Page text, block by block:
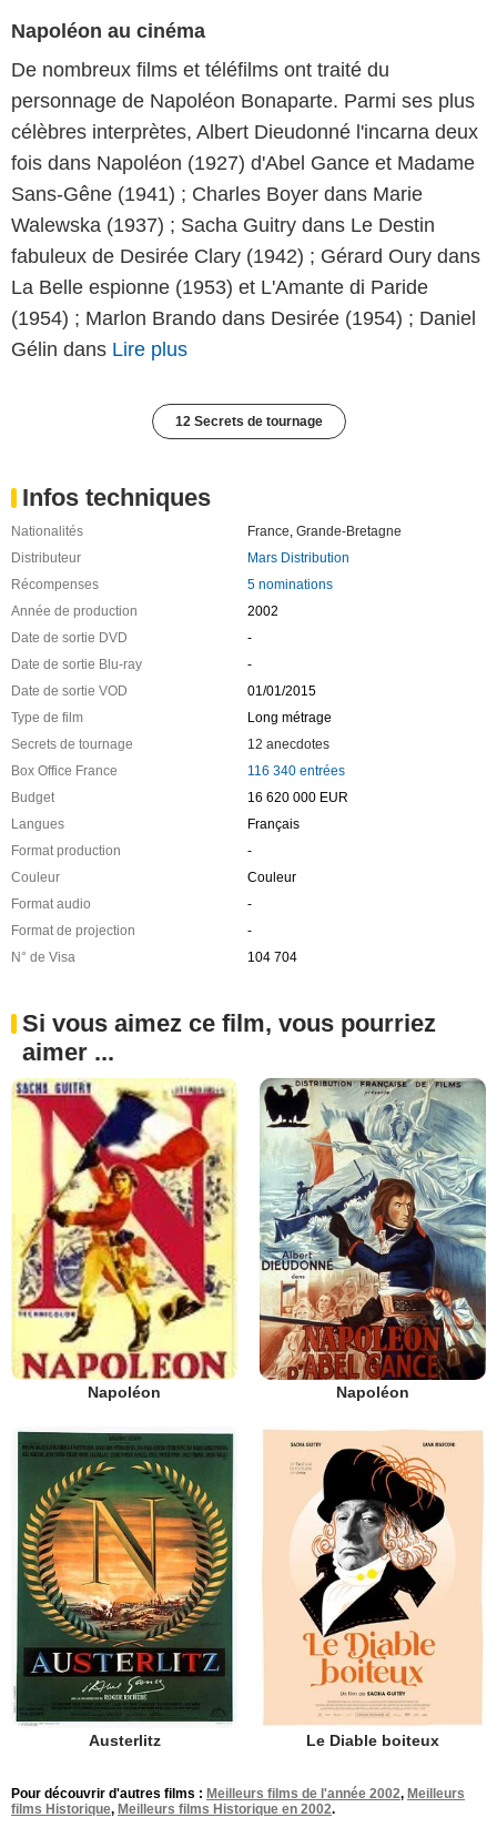
Napoléon au cinéma
De nombreux films et téléfilms ont traité du
personnage de Napoléon Bonaparte. Parmi ses plus
célèbres interprètes, Albert Dieudonné l'incarna deux
fois dans Napoléon (1927) d'Abel Gance et Madame
Sans-Gêne (1941) ; Charles Boyer dans Marie
Walewska (1937) ; Sacha Guitry dans Le Destin
fabuleux de Desirée Clary (1942) ; Gérard Oury dans
La Belle espionne (1953) et L'Amante di Paride
(1954) ; Marlon Brando dans Desirée (1954) ; Daniel
Gélin dans Lire plus
12 Secrets de tournage
Infos techniques
Nationalités France, Grande-Bretagne
Distributeur
Mars Distribution
Récompenses
5 nominations
Année de production
2002
Date de sortie DVD
-
Date de sortie Blu-ray
-
Date de sortie VOD
01/01/2015
Type de film
Long métrage
Secrets de tournage
12 anecdotes
Box Office France
116 340 entrées
Budget
16 620 000 EUR
Langues
Français
Format production
-
Couleur
Couleur
Format audio
-
Format de projection
-
N° de Visa
104 704
Si vous aimez ce film, vous pourriez
aimer ...
Napoléon Napoléon
Austerlitz Le Diable boiteux
Pour découvrir d'autres films : Meilleurs films de l'année 2002, Meilleurs
films Historique, Meilleurs films Historique en 2002.